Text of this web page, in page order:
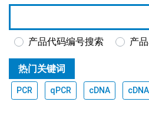
产品代码编号搜索 产
热门关键词
PCR qPCR cDNA